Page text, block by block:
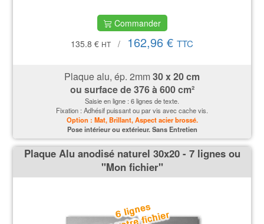
Commander
135.8 € HT / 162,96 € TTC
Plaque alu, ép. 2mm30 x 20 cm
ou surface de376 à 600 cm²
Saisie en ligne : 6 lignes de texte.
Fixation : Adhésif puissant ou par vis avec cache vis.
Option : Mat, Brillant, Aspect acier brossé.
Pose intérieur ou extérieur. Sans Entretien
Plaque Alu anodisé naturel 30x20 - 7 lignes ou
''Mon fichier''